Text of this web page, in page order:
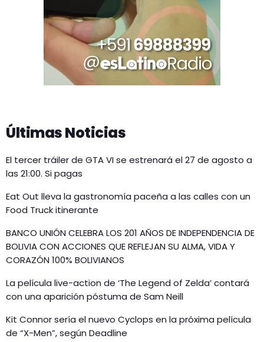
Últimas Noticias
El tercer tráiler de GTA VI se estrenará el 27 de agosto a
las 21:00. Si pagas
Eat Out lleva la gastronomía paceña a las calles con un
Food Truck itinerante
BANCO UNIÓN CELEBRA LOS 201 AÑOS DE INDEPENDENCIA DE
BOLIVIA CON ACCIONES QUE REFLEJAN SU ALMA, VIDA Y
CORAZÓN 100% BOLIVIANOS
La película live-action de ‘The Legend of Zelda’ contará
con una aparición póstuma de Sam Neill
Kit Connor sería el nuevo Cyclops en la próxima película
de “X-Men”, según Deadline